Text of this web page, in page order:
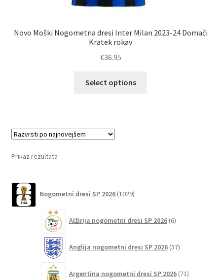
Novo Moški Nogometna dresi Inter Milan 2023-24 Domači
Kratek rokav
€36.95
Select options
Prikaz rezultata
Nogometni dresi SP 2026 1029izdelkov
Alžirija nogometni dresi SP 2026 6izdelkov
Anglija nogometni dresi SP 2026 57izdelkov
Argentina nogometni dresi SP 2026 71izdelkov